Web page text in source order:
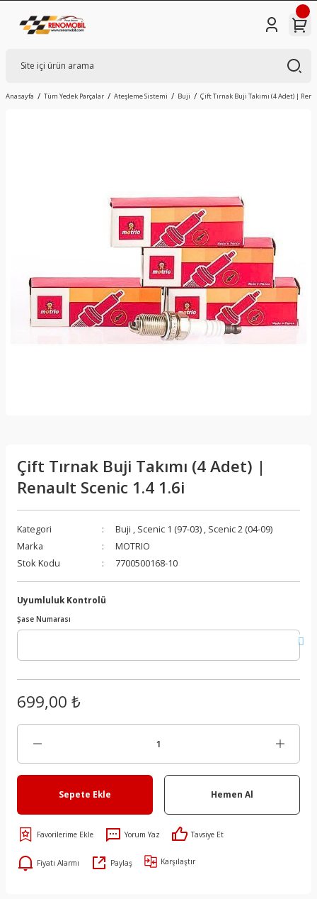
Anasayfa Tüm Yedek Parçalar Ateşleme Sistemi Buji Çift Tırnak Buji Takımı (4 Adet) |
Çift Tırnak Buji Takımı (4 Adet) |
Renault Scenic 1.4 1.6i
Kategori Buji , Scenic 1 (97-03) , Scenic 2 (04-09)
Marka
MOTRIO
Stok Kodu
7700500168-10
Uyumluluk Kontrolü
Şase Numarası
699,00 ₺
Sepete Ekle Hemen Al
Yorum Yaz Tavsiye Et
Fiyatı Alarmı Paylaş Karşılaştır